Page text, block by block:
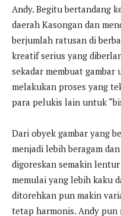
Andy. Begitu bertandang
daerah Kasongan dan
berjumlah ratusan di
kreatif serius yang
sekadar membuat
melakukan proses yang
para pelukis lain untuk
Dari obyek gambar yang
menjadi lebih beragam
digoreskan semakin
memulai yang lebih kaku
ditorehkan pun makin
tetap harmonis. Andy pun